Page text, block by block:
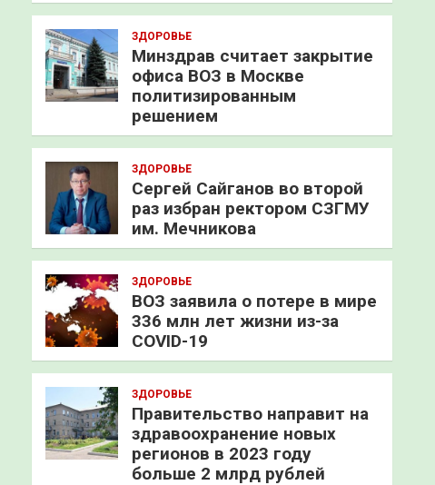
ЗДОРОВЬЕ
Минздрав считает закрытие
офиса ВОЗ в Москве
политизированным
решением
ЗДОРОВЬЕ
Сергей Сайганов во второй
раз избран ректором СЗГМУ
им. Мечникова
ЗДОРОВЬЕ
ВОЗ заявила о потере в мире
336 млн лет жизни из-за
COVID-19
ЗДОРОВЬЕ
Правительство направит на
здравоохранение новых
регионов в 2023 году
больше 2 млрд рублей